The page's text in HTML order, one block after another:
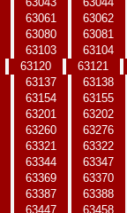
63043 63044
63061 63062
63080 63081
63103 63104
63120 63121
63137 63138
63154 63155
63201 63202
63260 63276
63321 63322
63344 63347
63369 63370
63387 63388